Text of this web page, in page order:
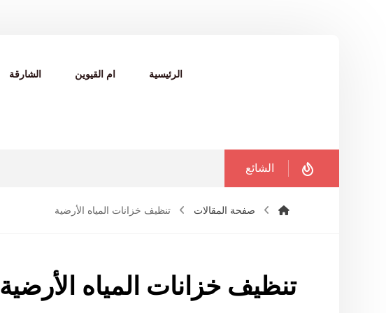
الرئيسية ام القيوين الشارقة
الشائع
صفحة المقالات تنظيف خزانات المياه الأرضية
تنظيف خزانات المياه الأرضية